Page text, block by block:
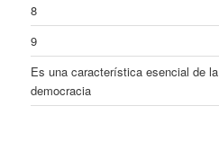
8
9
Es una característica esencial de la
democracia